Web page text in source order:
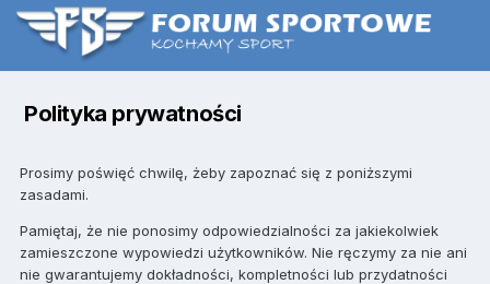
Polityka prywatności
Prosimy poświęć chwilę, żeby zapoznać się z poniższymi
zasadami.
Pamiętaj, że nie ponosimy odpowiedzialności za jakiekolwiek
zamieszczone wypowiedzi użytkowników. Nie ręczymy za nie ani
nie gwarantujemy dokładności, kompletności lub przydatności